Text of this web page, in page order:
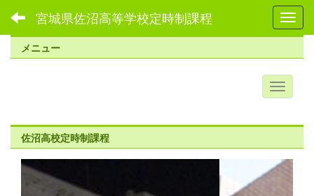
宮城県佐沼高等学校定時制課程
メニュー
佐沼高校定時制課程
p
n